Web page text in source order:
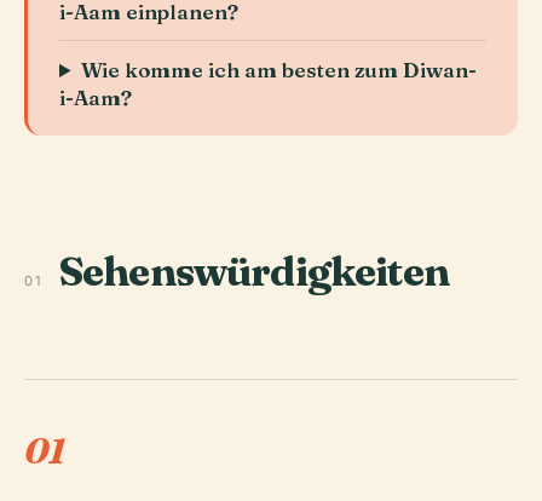
i-Aam einplanen?
Wie komme ich am besten zum Diwan-
i-Aam?
01 Sehenswürdigkeiten
01